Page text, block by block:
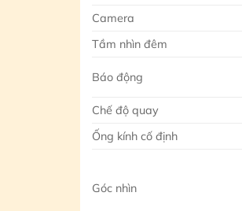
Camera
Tầm nhìn đêm
Báo động
Chế độ quay
Ống kính cố định
Góc nhìn